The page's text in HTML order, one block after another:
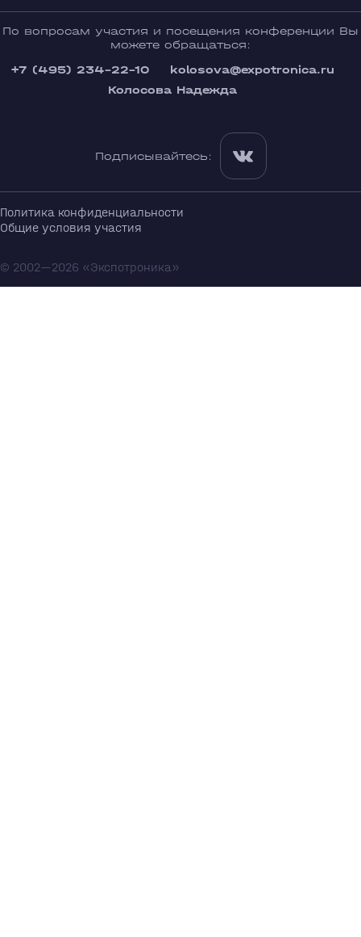
По вопросам участия и посещения конференции Вы
можете обращаться:
+7 (495) 234-22-10
kolosova@expotronica.ru
Колосова Надежда
Подписывайтесь:
Политика конфиденциальности
Общие условия участия
© 2002—2026 «Экспотроника»